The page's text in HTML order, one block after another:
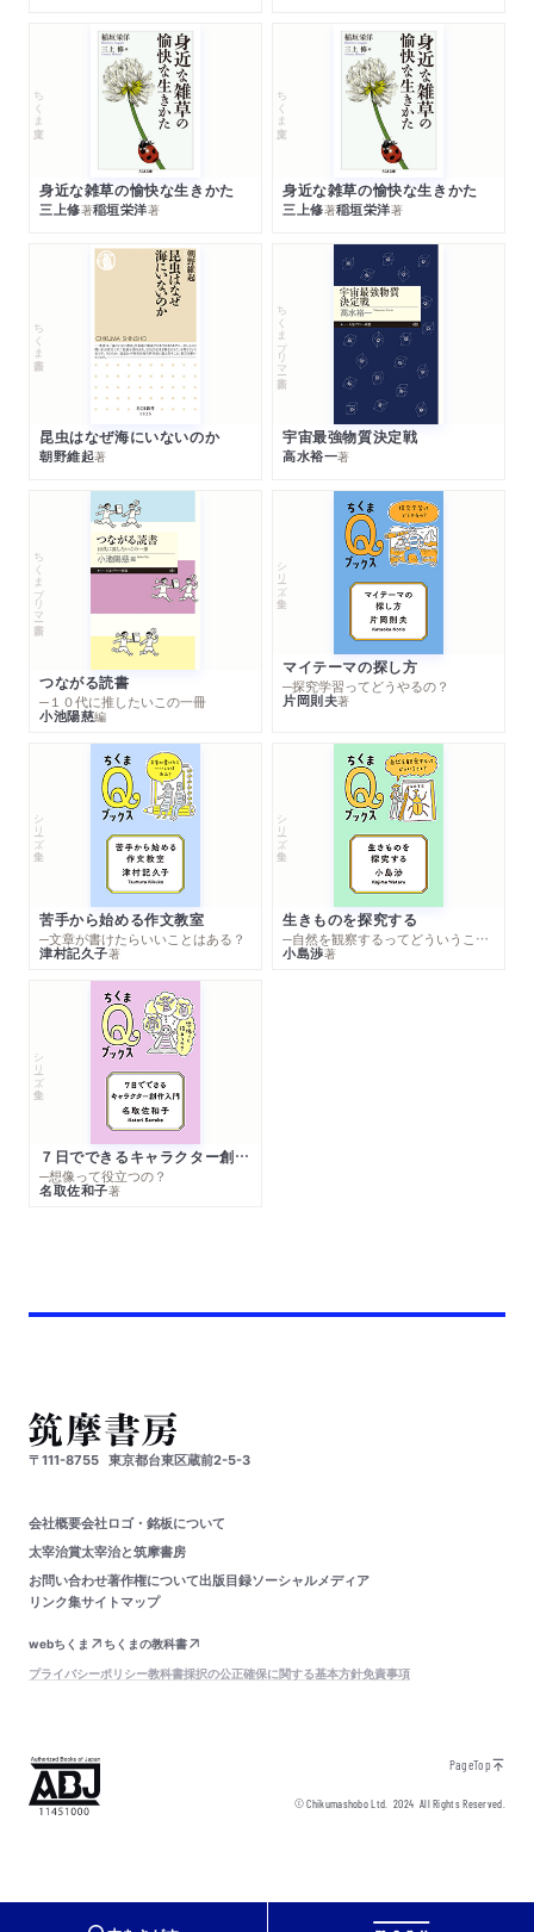
ちくま文庫
身近な雑草の愉快な生きかた
三上修著稲垣栄洋著
ちくま文庫
身近な雑草の愉快な生きかた
三上修著稲垣栄洋著
ちくま新書
昆虫はなぜ海にいないのか
朝野維起著
ちくまプリマー新書
宇宙最強物質決定戦
高水裕一著
ちくまプリマー新書
つながる読書
─１０代に推したいこの一冊
小池陽慈編
シリーズ・全集
マイテーマの探し方
─探究学習ってどうやるの？
片岡則夫著
シリーズ・全集
苦手から始める作文教室
─文章が書けたらいいことはある？
津村記久子著
シリーズ・全集
生きものを探究する
─自然を観察するってどういうこと？
小島渉著
シリーズ・全集
７日でできるキャラクター創作入門
─想像って役立つの？
名取佐和子著
〒111-8755 東京都台東区蔵前2-5-3
会社概要会社ロゴ・銘板について
太宰治賞太宰治と筑摩書房
お問い合わせ著作権について出版目録ソーシャルメディア
リンク集サイトマップ
webちくま
ちくまの教科書
プライバシーポリシー教科書採択の公正確保に関する基本方針免責事項
PageTop
© Chikumashobo Ltd.2024 All Rights Reserved.